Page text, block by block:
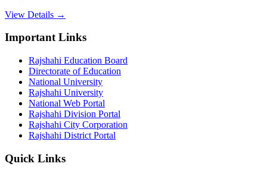
View Details →
Important Links
Rajshahi Education Board
Directorate of Education
National University
Rajshahi University
National Web Portal
Rajshahi Division Portal
Rajshahi City Corporation
Rajshahi District Portal
Quick Links